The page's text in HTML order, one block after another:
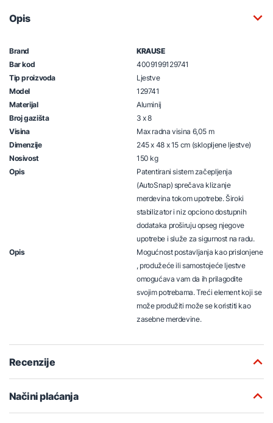
Opis
Brand
KRAUSE
Bar kod
4009199129741
Tip proizvoda
Ljestve
Model
129741
Materijal
Aluminij
Broj gazišta
3 x 8
Visina
Max radna visina 6,05 m
Dimenzije
245 x 48 x 15 cm (sklopljene ljestve)
Nosivost
150 kg
Opis
Patentirani sistem začepljenja
(AutoSnap) sprečava klizanje
merdevina tokom upotrebe. Široki
stabilizator i niz opciono dostupnih
dodataka proširuju opseg njegove
upotrebe i služe za sigurnost na radu.
Opis
Mogućnost postavljanja kao prislonjene
, produžeće ili samostojeće ljestve
omogućava vam da ih prilagodite
svojim potrebama. Treći element koji se
može produžiti može se koristiti kao
zasebne merdevine.
Recenzije
Načini plaćanja